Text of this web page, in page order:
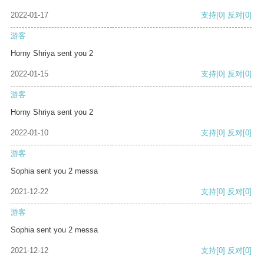
2022-01-17 支持[0] 反对[0]
游客
Horny Shriya sent you 2
2022-01-15 支持[0] 反对[0]
游客
Horny Shriya sent you 2
2022-01-10 支持[0] 反对[0]
游客
Sophia sent you 2 messa
2021-12-22 支持[0] 反对[0]
游客
Sophia sent you 2 messa
2021-12-12 支持[0] 反对[0]